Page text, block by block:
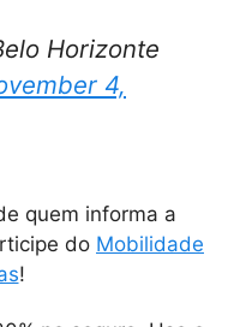
Horizonte
4,
quem informa a
do Mobilidade
!